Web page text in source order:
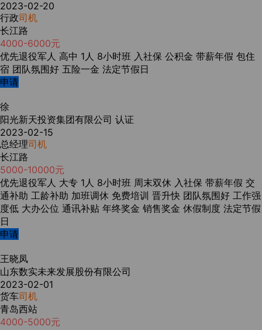
2023-02-20
行政司机
长江路
4000-6000元
优先退役军人 高中 1人 8小时班 入社保 公积金 带薪年假 包住
宿 团队氛围好 五险一金 法定节假日
申请
徐
阳光新天投资集团有限公司 认证
2023-02-15
总经理司机
长江路
5000-10000元
优先退役军人 大专 1人 8小时班 周末双休 入社保 带薪年假 交
通补助 工龄补助 加班调休 免费培训 晋升快 团队氛围好 工作强
度低 大办公位 通讯补贴 年终奖金 销售奖金 休假制度 法定节假
日
申请
王晓凤
山东数实未来发展股份有限公司
2023-02-01
货车司机
青岛西站
4000-5000元